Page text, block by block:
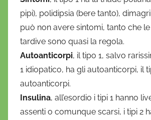
pipi), polidipsia (bere tanto),
può non avere sintomi, tanto che
tardive sono quasi la regola.
Autoanticorpi, il tipo 1, salvo
1 idiopatico, ha gli autoanticorpi, il
autoanticorpi.
Insulina, all’esordio i tipi 1 hanno
assenti o comunque scarsi, i tipi 2